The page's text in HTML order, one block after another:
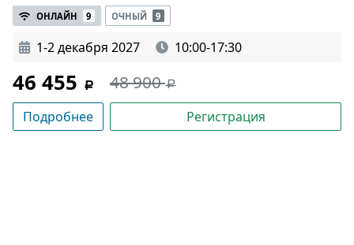
ОНЛАЙН 9 ОЧНЫЙ 9
1-2 декабря 2027 10:00-17:30
46 455 48 900
Подробнее Регистрация